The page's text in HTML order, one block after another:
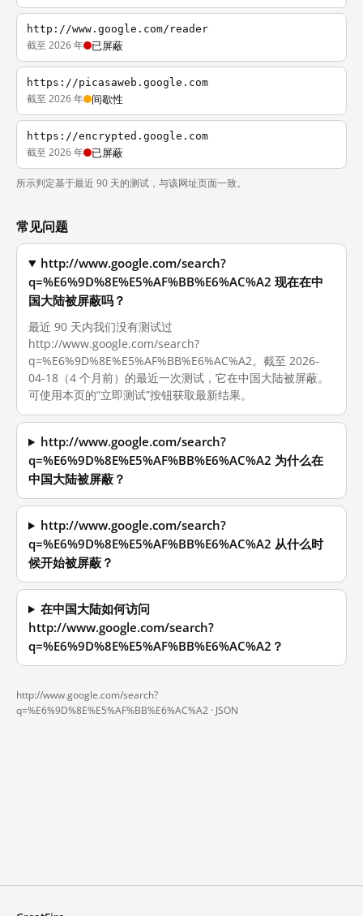
http://www.google.com/reader
截至 2026 年 已屏蔽
https://picasaweb.google.com
截至 2026 年 间歇性
https://encrypted.google.com
截至 2026 年 已屏蔽
所示判定基于最近 90 天的测试，与该网址页面一致。
常见问题
http://www.google.com/search?
q=%E6%9D%8E%E5%AF%BB%E6%AC%A2 现在在中
国大陆被屏蔽吗？
最近 90 天内我们没有测试过
http://www.google.com/search?
q=%E6%9D%8E%E5%AF%BB%E6%AC%A2。截至 2026-
04-18（4 个月前）的最近一次测试，它在中国大陆被屏蔽。
可使用本页的“立即测试”按钮获取最新结果。
http://www.google.com/search?
q=%E6%9D%8E%E5%AF%BB%E6%AC%A2 为什么在
中国大陆被屏蔽？
http://www.google.com/search?
q=%E6%9D%8E%E5%AF%BB%E6%AC%A2 从什么时
候开始被屏蔽？
在中国大陆如何访问
http://www.google.com/search?
q=%E6%9D%8E%E5%AF%BB%E6%AC%A2？
http://www.google.com/search?
q=%E6%9D%8E%E5%AF%BB%E6%AC%A2 · JSON